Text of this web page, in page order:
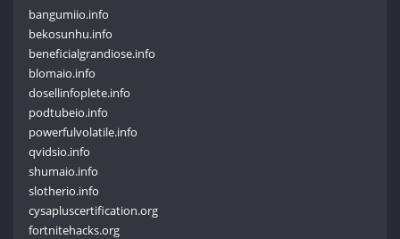
bangumiio.info
bekosunhu.info
beneficialgrandiose.info
blomaio.info
dosellinfoplete.info
podtubeio.info
powerfulvolatile.info
qvidsio.info
shumaio.info
slotherio.info
cysapluscertification.org
fortnitehacks.org